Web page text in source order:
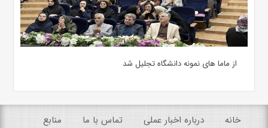
از ماما های نمونه دانشگاه تجلیل شد
خانه درباره اخبار عملی تماس با ما منابع